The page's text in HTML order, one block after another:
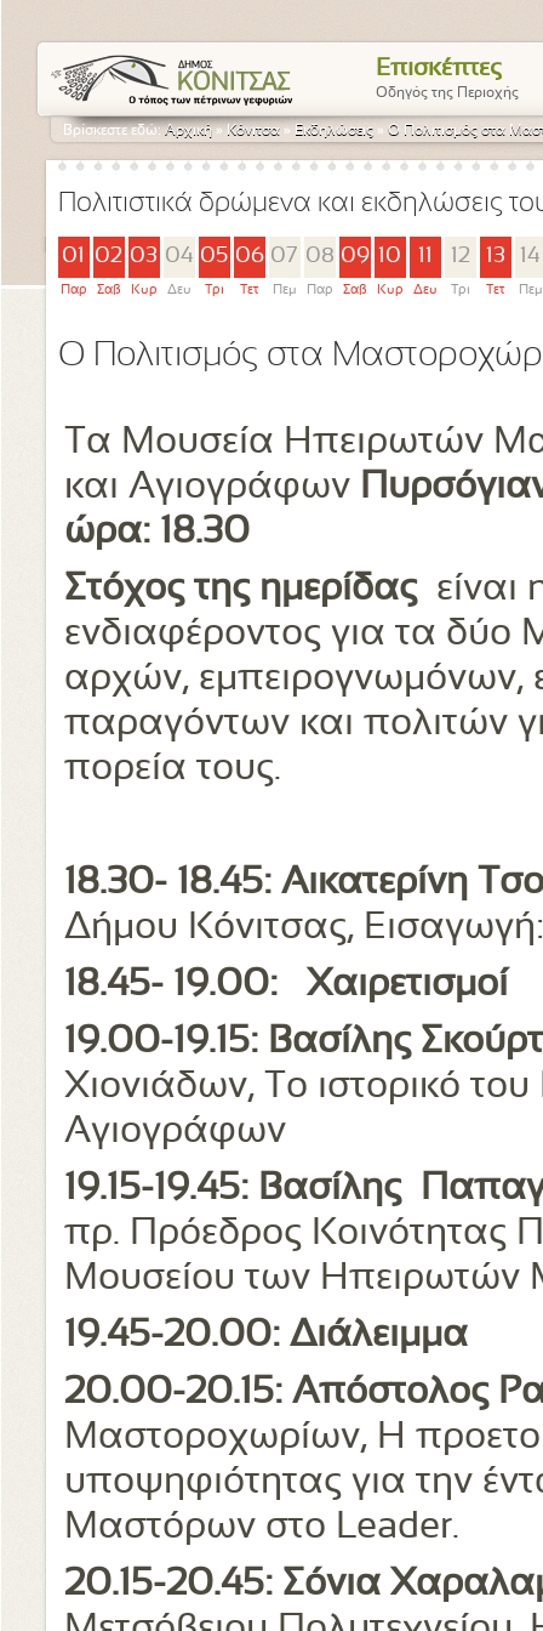
Επισκέπτες
Οδηγός της Περιοχής
Βρίσκεστε εδώ:Αρχική » Κόνιτσα » Εκδηλώσεις » Ο Πολιτισμός στα
Πολιτιστικά δρώμενα και εκδηλώσεις
01
Παρ
02
Σαβ
03
Κυρ
04
Δευ
05
Τρι
06
Τετ
07
Πεμ
08
Παρ
09
Σαβ
10
Κυρ Δευ
12
Τρι
13
Τετ
14
Πεμ
Ο Πολιτισμός στα
Τα Μουσεία Ηπειρωτών
και Αγιογράφων
ώρα: 18.30
Στόχος της ημερίδας
ενδιαφέροντος για τα
αρχών, εμπειρογνωμόνων,
παραγόντων και πολιτών
πορεία τους.
18.30- 18.45: Αικατερίνη
Δήμου Κόνιτσας,
18.45- 19.00: Χαιρετισμοί
19.00-19.15: Βασίλης
Χιονιάδων, Το ιστορικό
Αγιογράφων
19.15-19.45: Βασίλης
πρ. Πρόεδρος Κοινότητας
Μουσείου των Ηπειρωτών
19.45-20.00: Διάλειμμα
20.00-20.15: Απόστολος
Μαστοροχωρίων, Η
υποψηφιότητας για την
Μαστόρων στο Leader.
20.15-20.45: Σόνια